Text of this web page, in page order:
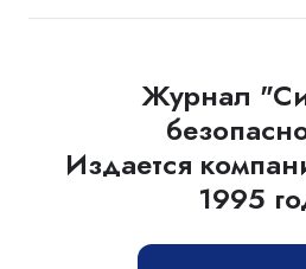
Журнал
Издается
1995